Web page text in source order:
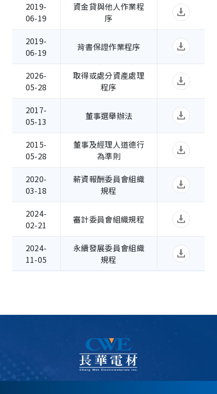
2019-
06-19
資金貸與他人作業程
序
2019-
06-19
背書保證作業程序
2026-
05-28
取得或處分資產處理
程序
2017-
05-13
董事選舉辦法
2015-
05-28
董事及經理人道德行
為準則
2020-
03-18
薪資報酬委員會組織
規程
2024-
02-21
審計委員會組織規程
2024-
11-05
永續發展委員會組織
規程